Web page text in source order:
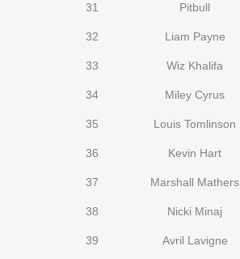
31 Pitbull
32 Liam Payne
33 Wiz Khalifa
34 Miley Cyrus
35 Louis Tomlinson
36 Kevin Hart
37 Marshall Mathers
38 Nicki Minaj
39 Avril Lavigne